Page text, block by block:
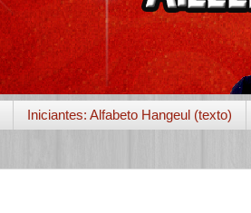
Iniciantes: Alfabeto Hangeul (texto)